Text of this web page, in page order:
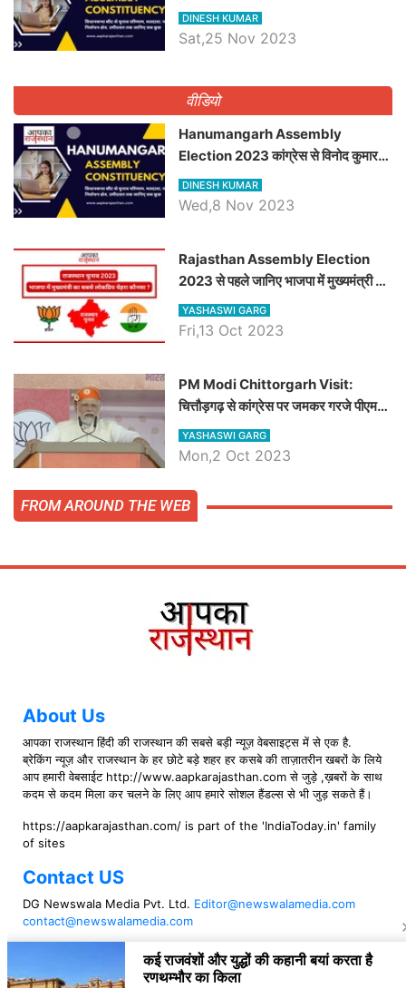
भाटी होंगे भाजपा उम्मीदवार, जानिये जैसलमेर
विधानसभा सीट के ताजा समीकरण
DINESH KUMAR
Sat,25 Nov 2023
वीडियो
Hanumangarh Assembly
Election 2023 कांग्रेस से विनोद कुमार
चौधरी तो अमित चौधरी होंगे भाजपा उम्मीदवार,
जानिये हनुमानगढ़ विधानसभा सीट के ताजा
DINESH KUMAR
Wed,8 Nov 2023
Rajasthan Assembly Election
2023 से पहले जानिए भाजपा में मुख्यमंत्री का
सबसे लोकप्रिय चेहरा कौनसा ?
YASHASWI GARG
Fri,13 Oct 2023
PM Modi Chittorgarh Visit:
चित्तौड़गढ़ से कांग्रेस पर जमकर गरजे पीएम
मोदी, जाने प्रधानमंत्री के भाषण की बड़ी
बातें, देखें वीडियो
YASHASWI GARG
Mon,2 Oct 2023
FROM AROUND THE WEB
About Us
आपका राजस्थान हिंदी की राजस्थान की सबसे बड़ी न्यूज़ वेबसाइट्स में से एक है.
ब्रेकिंग न्यूज़ और राजस्थान के हर छोटे बड़े शहर हर कसबे की ताज़ातरीन खबरों के लिये
आप हमारी वेबसाईट http://www.aapkarajasthan.com से जुड़े ,ख़बरों के साथ
कदम से कदम मिला कर चलने के लिए आप हमारे सोशल हैंडल्स से भी जुड़ सकते हैं।
https://aapkarajasthan.com/ is part of the 'IndiaToday.in' family
of sites
Contact US
DG Newswala Media Pvt. Ltd. Editor@newswalamedia.com
contact@newswalamedia.com